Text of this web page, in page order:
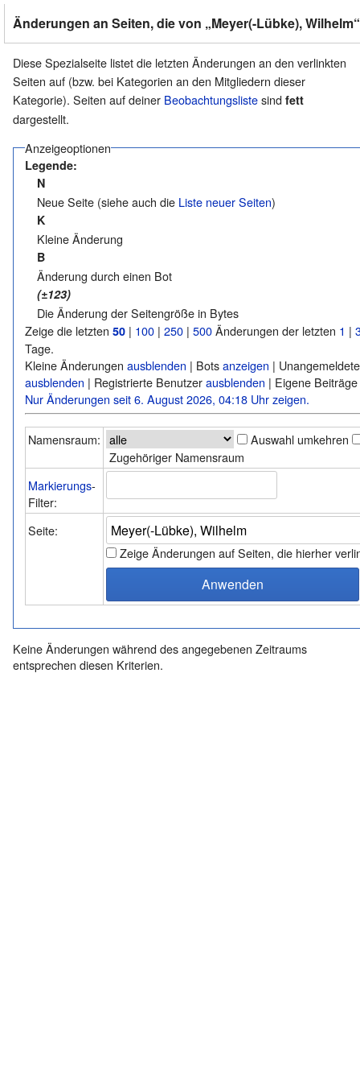
Änderungen an Seiten, die von „Meyer(-Lübke),
Diese Spezialseite listet die letzten Änderungen an den verlinkten
Seiten auf (bzw. bei Kategorien an den Mitgliedern dieser
Kategorie). Seiten auf deiner Beobachtungslistesind fett
dargestellt.
Anzeigeoptionen
Legende:
N
Neue Seite (siehe auch die Liste neuer Seiten)
K
Kleine Änderung
B
Änderung durch einen Bot
(±123)
Die Änderung der Seitengröße in Bytes
Zeige die letzten50 | 100 |250 |500Änderungen der letzten 1 |
Tage.
Kleine Änderungenausblenden | Botsanzeigen |
ausblenden | Registrierte Benutzerausblenden | Eigene
Nur Änderungen seit 6. August 2026, 04:18 Uhr zeigen.
Namensraum:
Auswahl umkehren
Zugehöriger Namensraum
Markierungs-
Filter:
Seite:
Zeige Änderungen auf Seiten, die hierher
Keine Änderungen während des angegebenen Zeitraums
entsprechen diesen Kriterien.